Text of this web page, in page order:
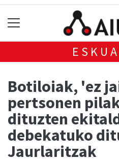
Botiloiak, 'ez
pertsonen
dituzten
debekatuko
Jaurlaritzak